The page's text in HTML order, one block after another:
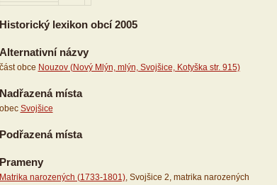
Historický lexikon obcí 2005
Alternativní názvy
část obce Nouzov (Nový Mlýn, mlýn, Svojšice, Kotyška str. 915)
Nadřazená místa
obec Svojšice
Podřazená místa
Prameny
Matrika narozených (1733-1801), Svojšice 2, matrika narozených